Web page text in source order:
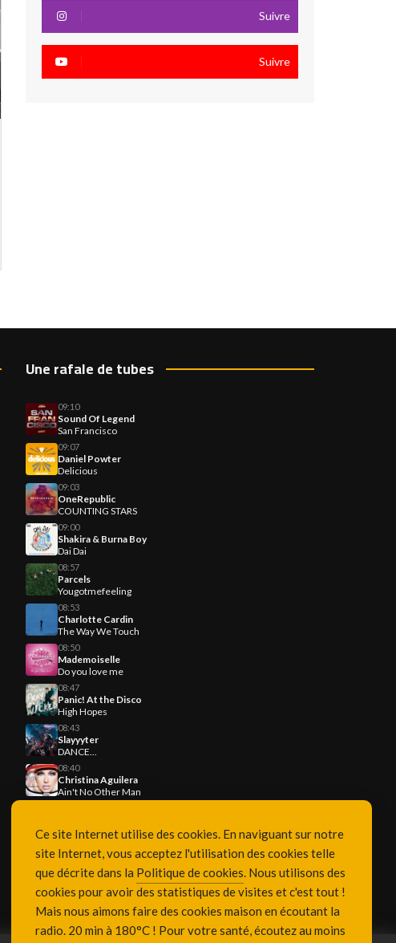
Suivre
Suivre
Une rafale de tubes
09:10
Sound Of Legend
San Francisco
09:07
Daniel Powter
Delicious
09:03
OneRepublic
COUNTING STARS
09:00
Shakira & Burna Boy
Dai Dai
08:57
Parcels
Yougotmefeeling
08:53
Charlotte Cardin
The Way We Touch
08:50
Mademoiselle
Do you love me
08:47
Panic! At the Disco
High Hopes
08:43
Slayyyter
DANCE...
08:40
Christina Aguilera
Ain't No Other Man
Ce site Internet utilise des cookies. En naviguant sur notre
site Internet, vous acceptez l'utilisation des cookies telle
que décrite dans la Politique de cookies. Nous utilisons des
cookies pour avoir des statistiques de visites et c'est tout !
Mais nous aimons faire des cookies maison en écoutant la
radio. 20 min à 180°C ! Pour votre santé, écoutez au moins